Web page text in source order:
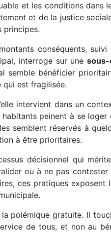
et les conditions dans
et de la justice
principes.
conséquents,
interroge sur une
semble bénéficier
qui est fragilisée.
intervient dans un
peinent à se
semblent réservés à
à être prioritaires.
décisionnel qui
ou à ne pas
ces pratiques
polémique gratuite. Il
de tous, et non au